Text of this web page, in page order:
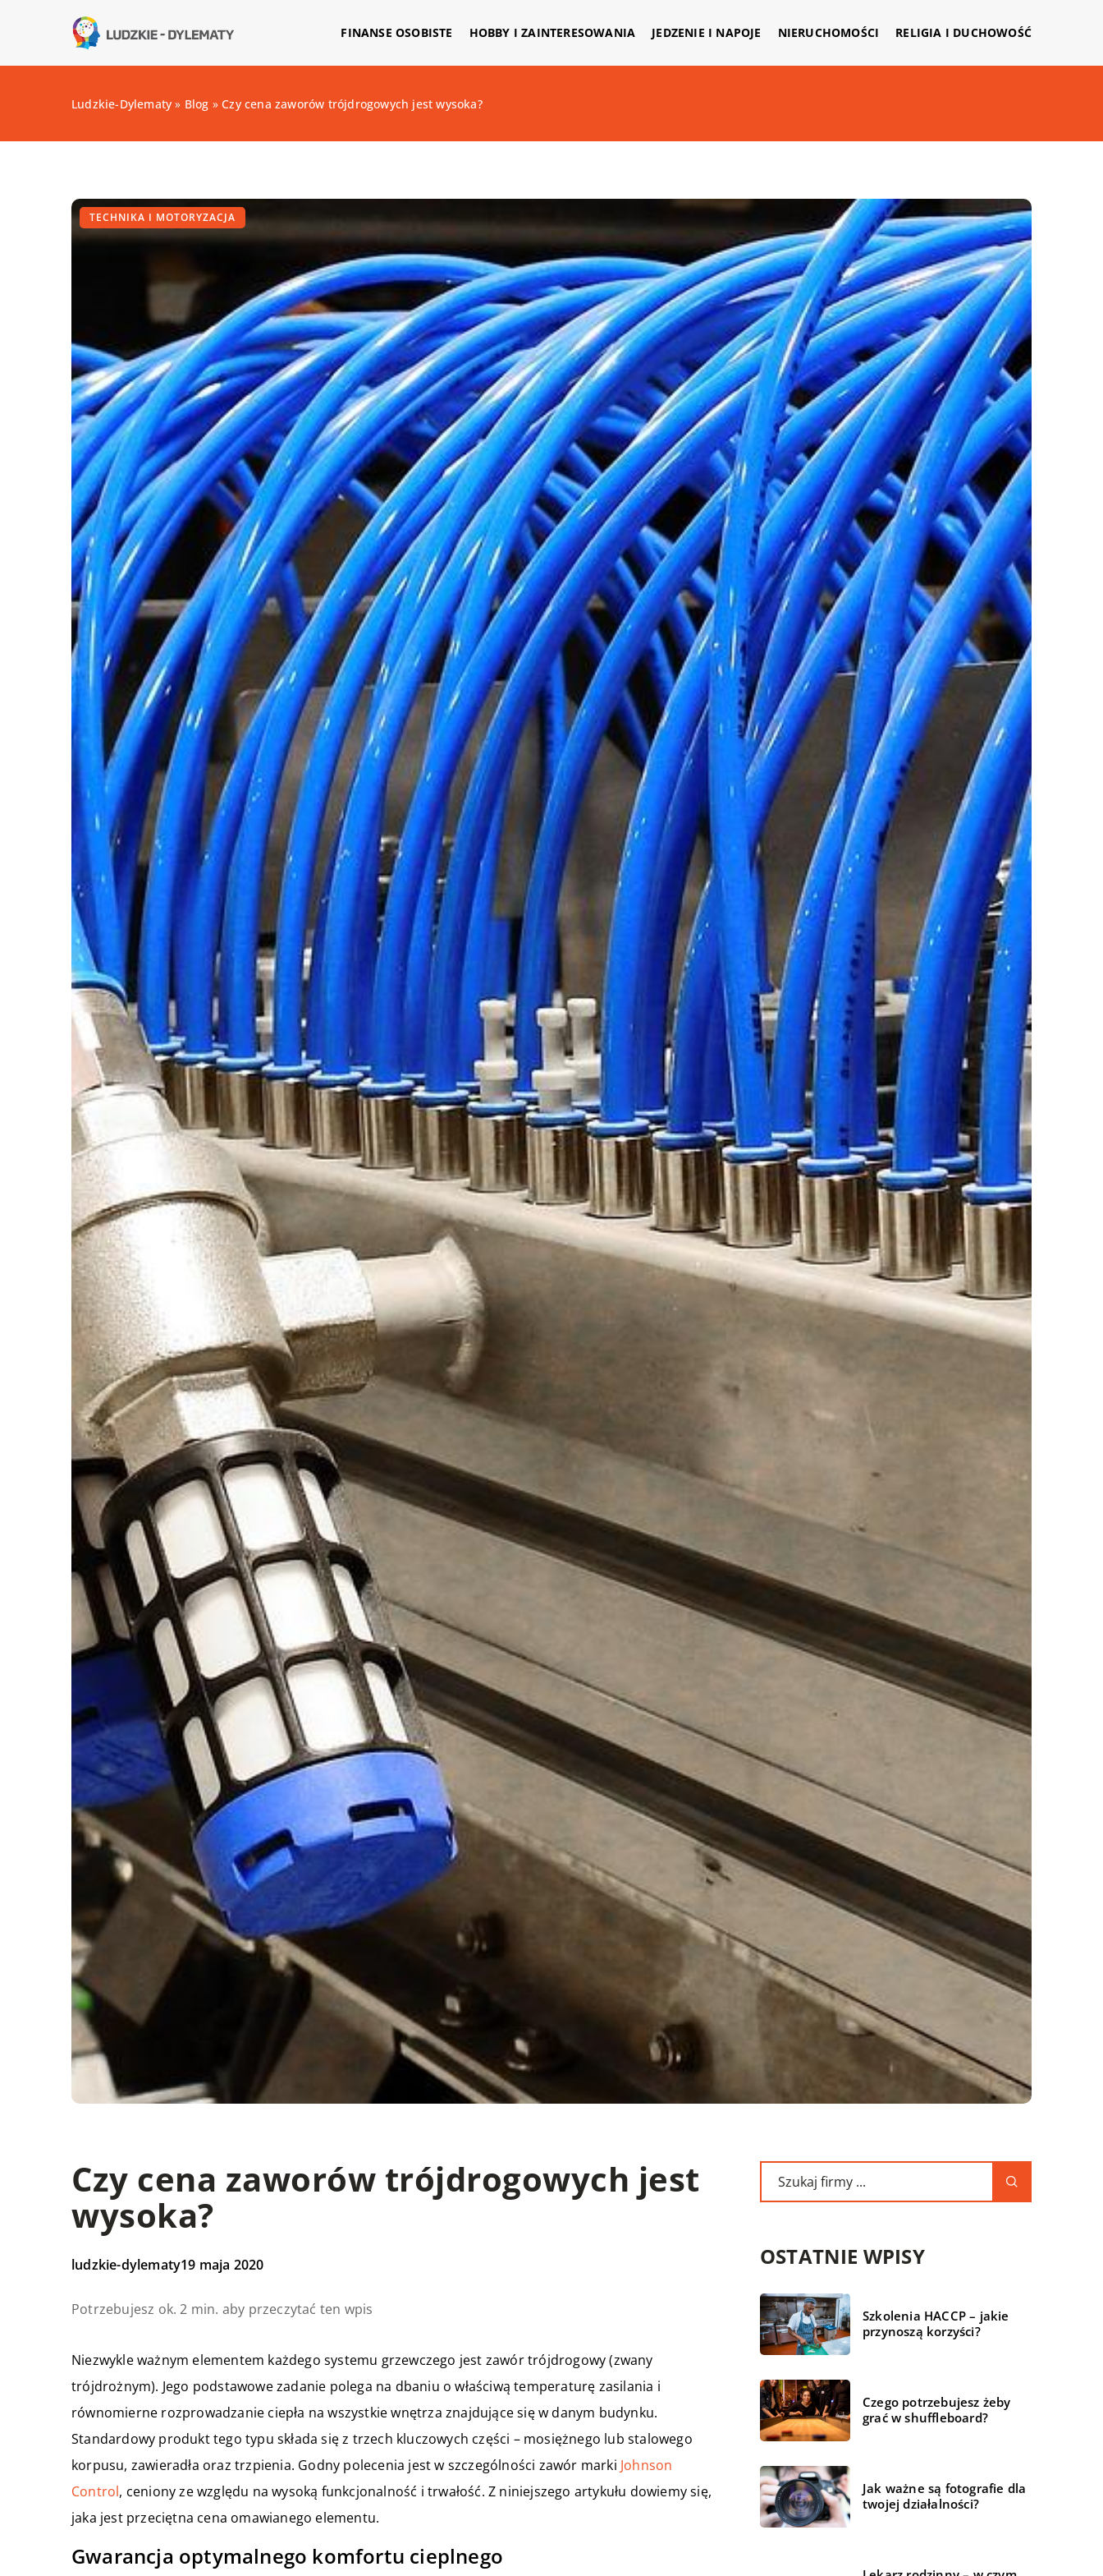
FINANSE OSOBISTE HOBBY I ZAINTERESOWANIA JEDZENIE I NAPOJE NIERUCHOMOŚCI RELIGIA I DUCHOWOŚĆ
Ludzkie-Dylematy » Blog »Czy cena zaworów trójdrogowych jest wysoka?
TECHNIKA I MOTORYZACJA
Czy cena zaworów trójdrogowych jest
wysoka?
ludzkie-dylematy19 maja 2020
Potrzebujesz ok. 2 min. aby przeczytać ten wpis
Niezwykle ważnym elementem każdego systemu grzewczego jest zawór trójdrogowy (zwany
trójdrożnym). Jego podstawowe zadanie polega na dbaniu o właściwą temperaturę zasilania i
równomierne rozprowadzanie ciepła na wszystkie wnętrza znajdujące się w danym budynku.
Standardowy produkt tego typu składa się z trzech kluczowych części – mosiężnego lub stalowego
korpusu, zawieradła oraz trzpienia. Godny polecenia jest w szczególności zawór marki Johnson
Control, ceniony ze względu na wysoką funkcjonalność i trwałość. Z niniejszego artykułu dowiemy się,
jaka jest przeciętna cena omawianego elementu.
Gwarancja optymalnego komfortu cieplnego
OSTATNIE WPISY
Szkolenia HACCP – jakie
przynoszą korzyści?
Czego potrzebujesz żeby
grać w shuffleboard?
Jak ważne są fotografie dla
twojej działalności?